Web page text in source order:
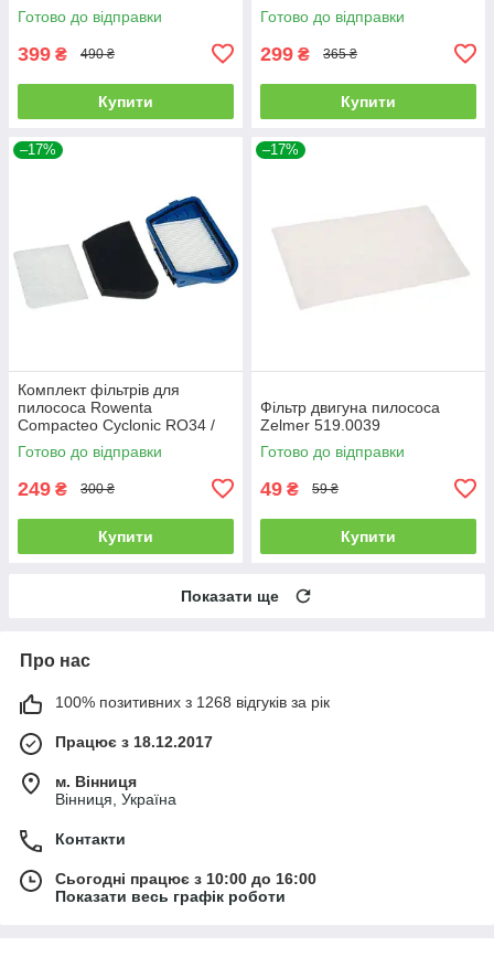
Готово до відправки
399 ₴ 490 ₴
Купити
Готово до відправки
299 ₴ 365 ₴
Купити
–17%
Комплект фільтрів для
пилососа Rowenta
Compacteo Cyclonic RO34 /
Moulinex Compacteo Cyclonic
MO45 / ZR004601
Готово до відправки
249 ₴ 300 ₴
Купити
–17%
Фільтр двигуна пилососа
Zelmer 519.0039
Готово до відправки
49 ₴ 59 ₴
Купити
Показати ще
Про нас
100% позитивних з 1268 відгуків за рік
Працює з 18.12.2017
м. Вінниця
Вінниця, Україна
Контакти
Сьогодні працює з 10:00 до 16:00
Показати весь графік роботи